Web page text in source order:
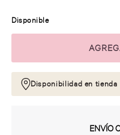
Disponible
Disponibilidad en tienda
ENVÍO